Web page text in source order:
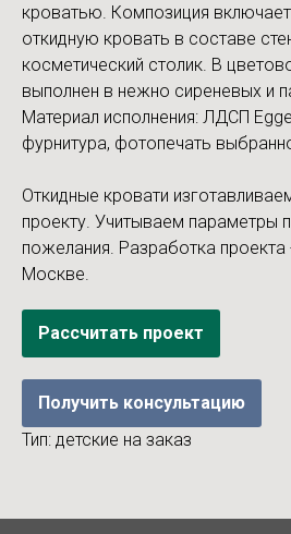
кроватью. Композиция
откидную кровать в составе
косметический столик. В
выполнен в нежно сиреневых и
Материал исполнения: ЛДСП
фурнитура, фотопечать
Откидные кровати
проекту. Учитываем параметры
пожелания. Разработка проекта
Москве.
Рассчитать проект
Получить консультацию
Тип: детские на заказ